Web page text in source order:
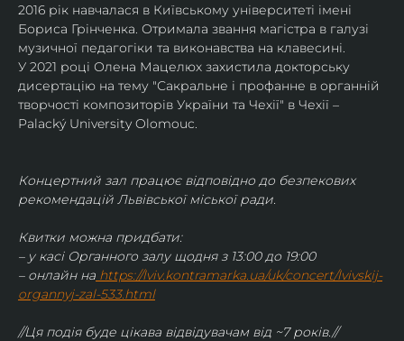
2016 рік навчалася в Київському університеті імені
Бориса Грінченка. Отримала звання магістра в галузі
музичної педагогіки та виконавства на клавесині.
У 2021 році Олена Мацелюх захистила докторську
дисертацію на тему "Сакральне і профанне в органній
творчості композиторів України та Чехії" в Чехії –
Palacký University Olomouc.
Концертний зал працює відповідно до безпекових
рекомендацій Львівської міської ради.
Квитки можна придбати:
– у касі Органного залу щодня з 13:00 до 19:00
– онлайн на https://lviv.kontramarka.ua/uk/concert/lvivskij-
organnyj-zal-533.html
//Ця подія буде цікава відвідувачам від ~7 років.//